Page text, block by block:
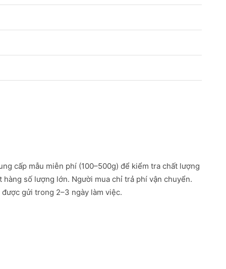
cấp mẫu miễn phí (100–500g) để kiểm tra chất lượng
hàng số lượng lớn. Người mua chỉ trả phí vận chuyển.
gửi trong 2–3 ngày làm việc.